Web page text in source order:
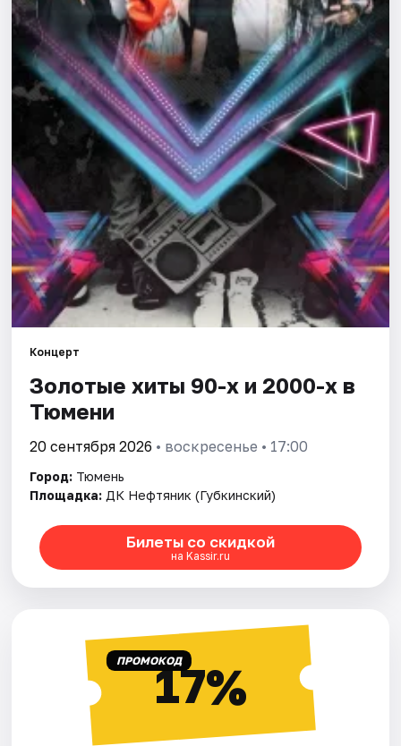
Города
Площадки
Артисты
Рейтинги
Концерт
Золотые хиты 90-х и 2000-х в
Тюмени
20 сентября 2026 • воскресенье • 17:00
Город: Тюмень
Площадка: ДК Нефтяник (Губкинский)
Билеты со скидкой
на Kassir.ru
ПРОМОКОД17%